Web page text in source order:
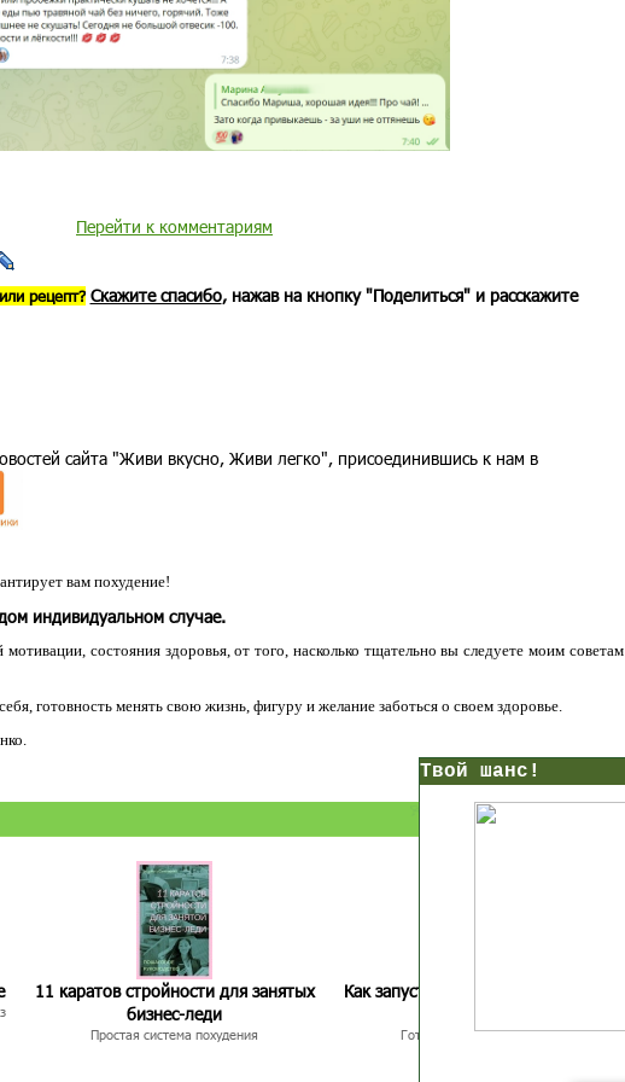
Перейти к комментариям
рецепт? Скажите спасибо, нажав на кнопку "Поделиться" и расскажите
сайта "Живи вкусно, Живи легко", присоединившись к нам в
вам похудение!
индивидуальном случае.
состояния здоровья, от того, насколько тщательно вы следуете моим советам
готовность менять свою жизнь, фигуру и желание заботься о своем здоровье.
11 каратов стройности для занятых
бизнес-леди
Простая система похудения
Как запустить жиросжигание за 7
Готовый план-сценарий